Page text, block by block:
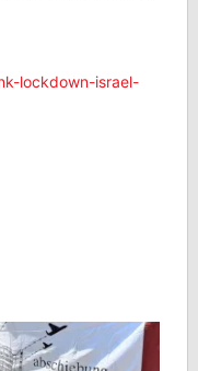
lockdown-israel-